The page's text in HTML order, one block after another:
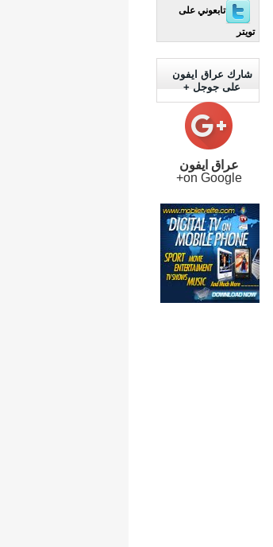
تابعوني على
تويتر
شارك عراق ايفون
على جوجل +
عراق ايفون
on Google+